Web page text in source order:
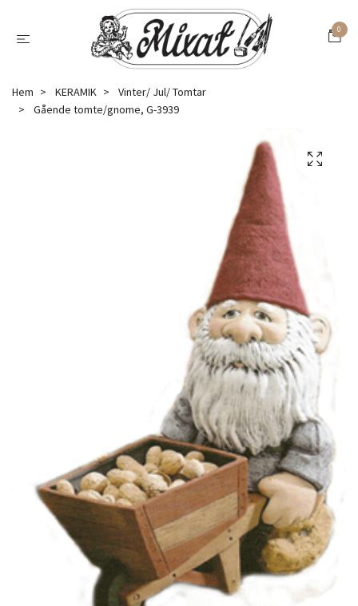
0
Hem KERAMIK
Vinter/ Jul/ Tomtar
Gående tomte/gnome, G-3939